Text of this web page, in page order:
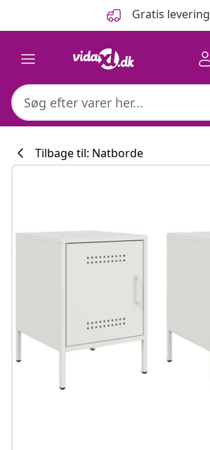
Gratis levering
#sharemevidaxl
Tilbage til: Natborde